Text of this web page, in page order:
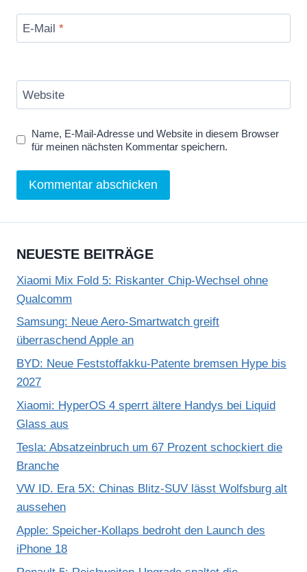
E-Mail *
Website
Name, E-Mail-Adresse und Website in diesem Browser
für meinen nächsten Kommentar speichern.
NEUESTE BEITRÄGE
Xiaomi Mix Fold 5: Riskanter Chip-Wechsel ohne
Qualcomm
Samsung: Neue Aero-Smartwatch greift
überraschend Apple an
BYD: Neue Feststoffakku-Patente bremsen Hype bis
2027
Xiaomi: HyperOS 4 sperrt ältere Handys bei Liquid
Glass aus
Tesla: Absatzeinbruch um 67 Prozent schockiert die
Branche
VW ID. Era 5X: Chinas Blitz-SUV lässt Wolfsburg alt
aussehen
Apple: Speicher-Kollaps bedroht den Launch des
iPhone 18